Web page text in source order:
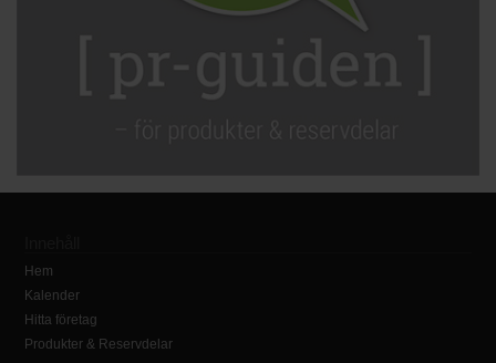
Hem
Kalender
Hitta företag
Produkter & Reservdelar